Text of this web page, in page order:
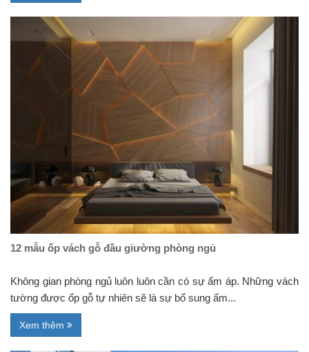
12 mẫu ốp vách gỗ đầu giường phòng ngủ
Không gian phòng ngủ luôn luôn cần có sự ấm áp. Những vách
tường được ốp gỗ tự nhiên sẽ là sự bổ sung ấm...
Xem thêm